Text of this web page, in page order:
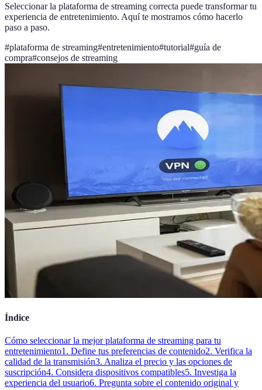
Seleccionar la plataforma de streaming correcta puede transformar tu
experiencia de entretenimiento. Aquí te mostramos cómo hacerlo
paso a paso.
#plataforma de streaming#entretenimiento#tutorial#guía de
compra#consejos de streaming
Índice
Cómo seleccionar la mejor plataforma de streaming para tu
entretenimiento1. Define tus preferencias de contenido2. Verifica la
calidad de la transmisión3. Analiza el precio y las opciones de
suscripción4. Considera dispositivos compatibles5. Investiga la
experiencia del usuario6. Pregunta sobre el contenido original y